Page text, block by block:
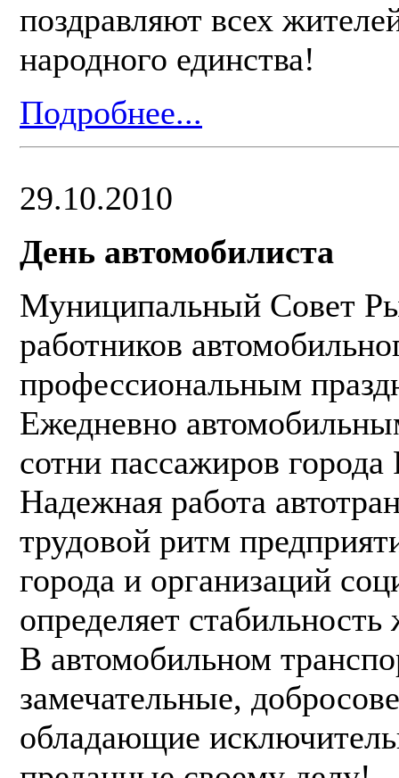
поздравляют всех
народного единства!
Подробнее...
29.10.2010
День автомобилиста
Муниципальный Совет
работников
профессиональным
Ежедневно
сотни пассажиров
Надежная работа
трудовой ритм
города и организаций
определяет
В автомобильном
замечательные,
обладающие